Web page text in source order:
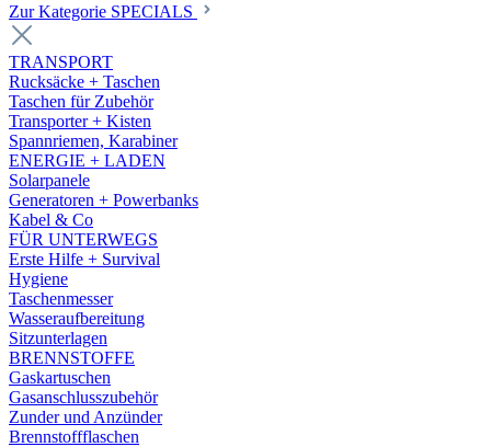
Zur Kategorie SPECIALS
TRANSPORT
Rucksäcke + Taschen
Taschen für Zubehör
Transporter + Kisten
Spannriemen, Karabiner
ENERGIE + LADEN
Solarpanele
Generatoren + Powerbanks
Kabel & Co
FÜR UNTERWEGS
Erste Hilfe + Survival
Hygiene
Taschenmesser
Wasseraufbereitung
Sitzunterlagen
BRENNSTOFFE
Gaskartuschen
Gasanschlusszubehör
Zunder und Anzünder
Brennstoffflaschen